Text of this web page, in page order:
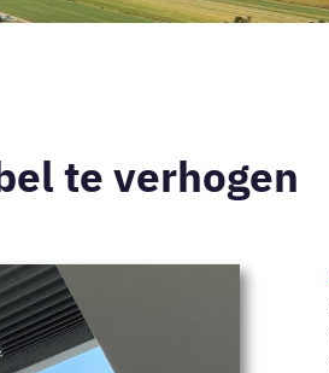
te verhogen